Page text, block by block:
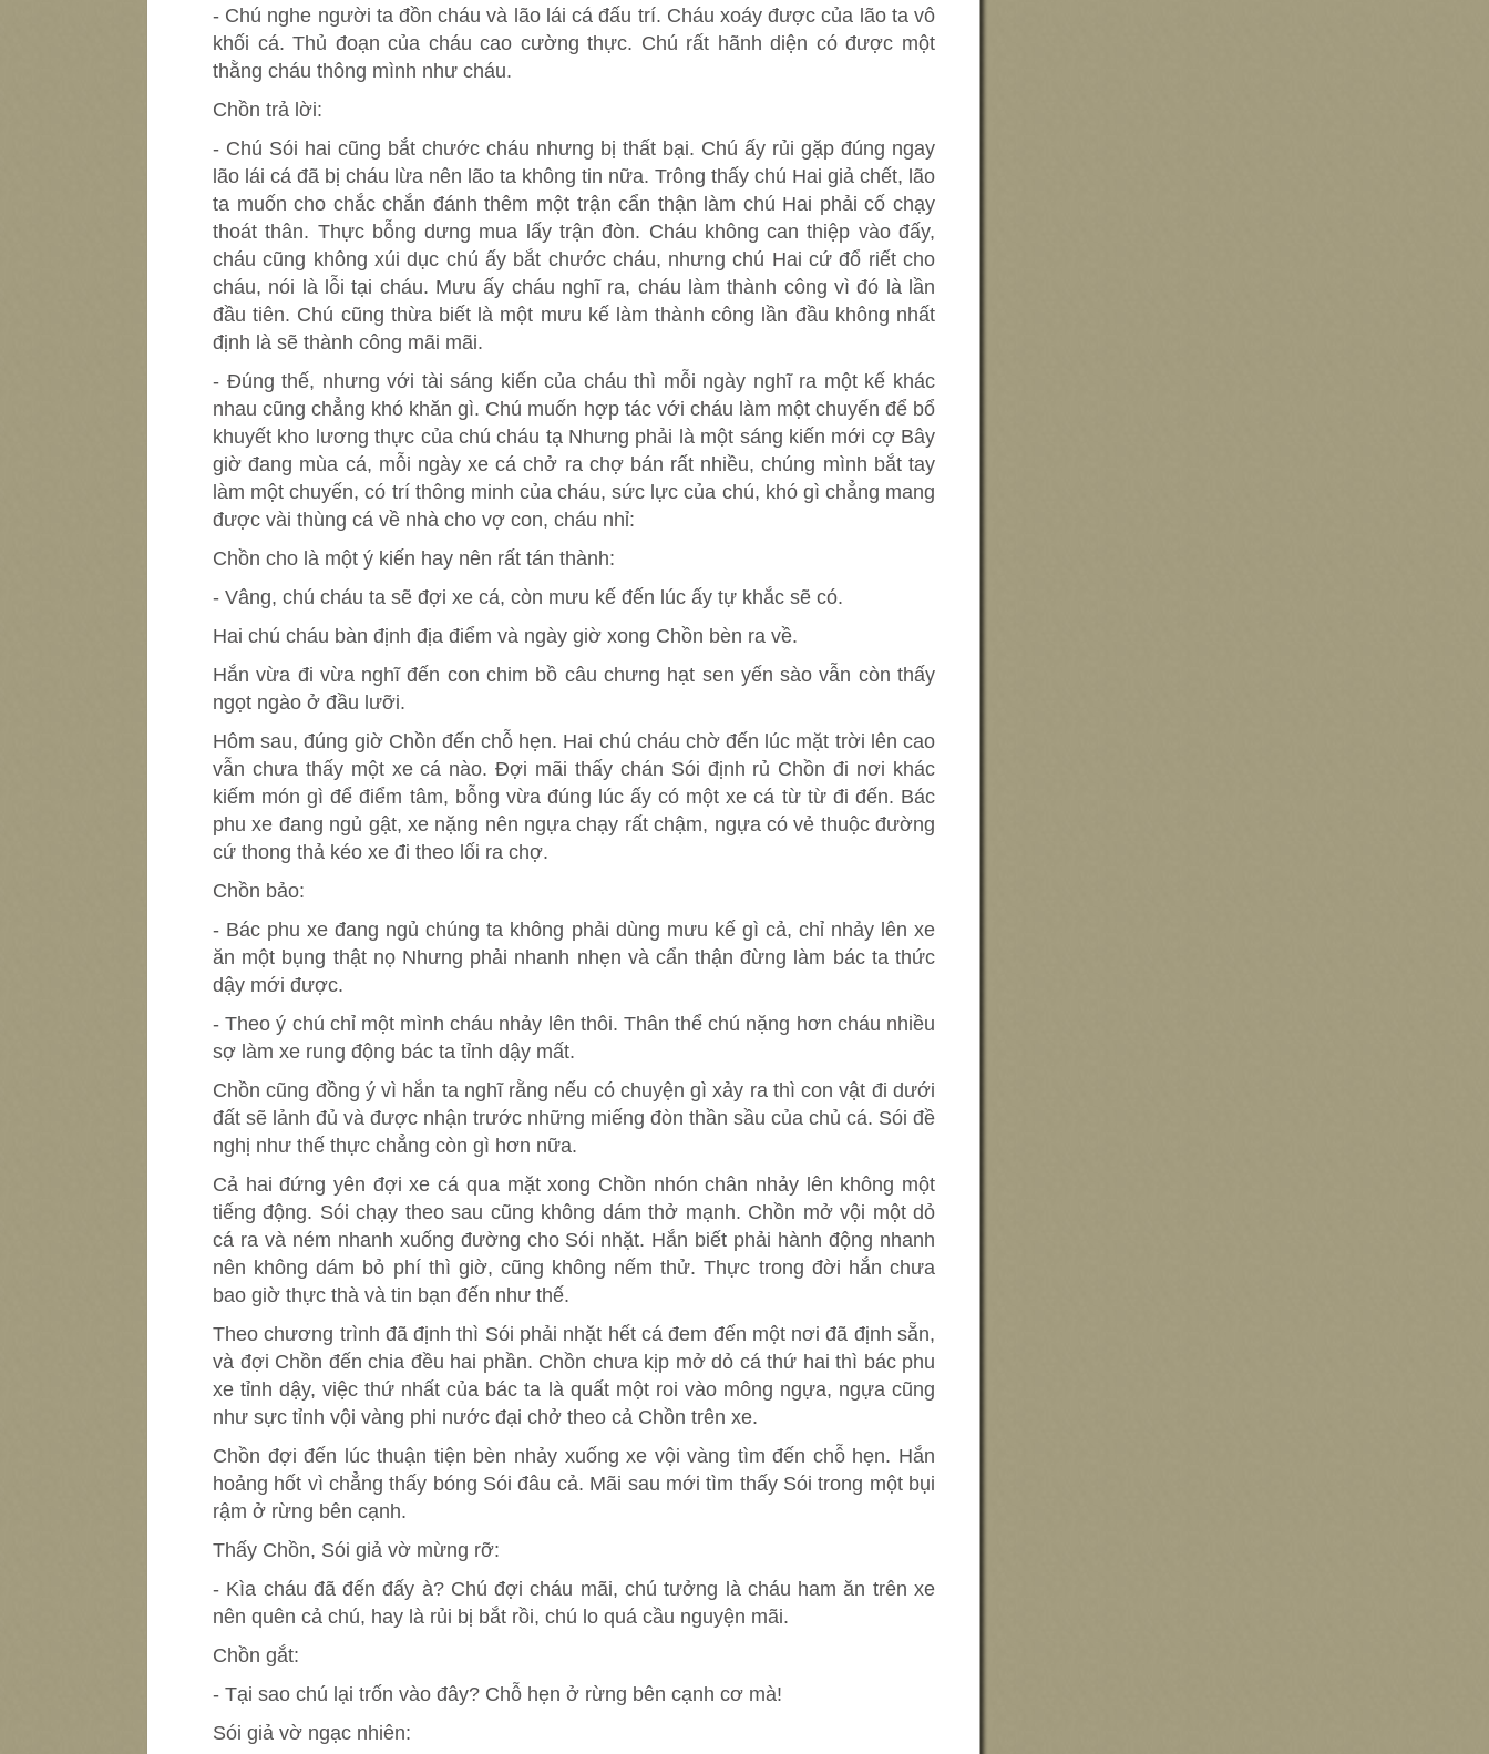
- Chú nghe người ta đồn cháu và lão lái cá đấu trí. Cháu xoáy được của lão ta vô
khối cá. Thủ đoạn của cháu cao cường thực. Chú rất hãnh diện có được một
thằng cháu thông mình như cháu.
Chồn trả lời:
- Chú Sói hai cũng bắt chước cháu nhưng bị thất bại. Chú ấy rủi gặp đúng ngay
lão lái cá đã bị cháu lừa nên lão ta không tin nữa. Trông thấy chú Hai giả chết, lão
ta muốn cho chắc chắn đánh thêm một trận cẩn thận làm chú Hai phải cố chạy
thoát thân. Thực bỗng dưng mua lấy trận đòn. Cháu không can thiệp vào đấy,
cháu cũng không xúi dục chú ấy bắt chước cháu, nhưng chú Hai cứ đổ riết cho
cháu, nói là lỗi tại cháu. Mưu ấy cháu nghĩ ra, cháu làm thành công vì đó là lần
đầu tiên. Chú cũng thừa biết là một mưu kế làm thành công lần đầu không nhất
định là sẽ thành công mãi mãi.
- Đúng thế, nhưng với tài sáng kiến của cháu thì mỗi ngày nghĩ ra một kế khác
nhau cũng chẳng khó khăn gì. Chú muốn hợp tác với cháu làm một chuyến để bổ
khuyết kho lương thực của chú cháu tạ Nhưng phải là một sáng kiến mới cợ Bây
giờ đang mùa cá, mỗi ngày xe cá chở ra chợ bán rất nhiều, chúng mình bắt tay
làm một chuyến, có trí thông minh của cháu, sức lực của chú, khó gì chẳng mang
được vài thùng cá về nhà cho vợ con, cháu nhỉ:
Chồn cho là một ý kiến hay nên rất tán thành:
- Vâng, chú cháu ta sẽ đợi xe cá, còn mưu kế đến lúc ấy tự khắc sẽ có.
Hai chú cháu bàn định địa điểm và ngày giờ xong Chồn bèn ra về.
Hắn vừa đi vừa nghĩ đến con chim bồ câu chưng hạt sen yến sào vẫn còn thấy
ngọt ngào ở đầu lưỡi.
Hôm sau, đúng giờ Chồn đến chỗ hẹn. Hai chú cháu chờ đến lúc mặt trời lên cao
vẫn chưa thấy một xe cá nào. Đợi mãi thấy chán Sói định rủ Chồn đi nơi khác
kiếm món gì để điểm tâm, bỗng vừa đúng lúc ấy có một xe cá từ từ đi đến. Bác
phu xe đang ngủ gật, xe nặng nên ngựa chạy rất chậm, ngựa có vẻ thuộc đường
cứ thong thả kéo xe đi theo lối ra chợ.
Chồn bảo:
- Bác phu xe đang ngủ chúng ta không phải dùng mưu kế gì cả, chỉ nhảy lên xe
ăn một bụng thật nọ Nhưng phải nhanh nhẹn và cẩn thận đừng làm bác ta thức
dậy mới được.
- Theo ý chú chỉ một mình cháu nhảy lên thôi. Thân thể chú nặng hơn cháu nhiều
sợ làm xe rung động bác ta tỉnh dậy mất.
Chồn cũng đồng ý vì hắn ta nghĩ rằng nếu có chuyện gì xảy ra thì con vật đi dưới
đất sẽ lảnh đủ và được nhận trước những miếng đòn thần sầu của chủ cá. Sói đề
nghị như thế thực chẳng còn gì hơn nữa.
Cả hai đứng yên đợi xe cá qua mặt xong Chồn nhón chân nhảy lên không một
tiếng động. Sói chạy theo sau cũng không dám thở mạnh. Chồn mở vội một dỏ
cá ra và ném nhanh xuống đường cho Sói nhặt. Hắn biết phải hành động nhanh
nên không dám bỏ phí thì giờ, cũng không nếm thử. Thực trong đời hắn chưa
bao giờ thực thà và tin bạn đến như thế.
Theo chương trình đã định thì Sói phải nhặt hết cá đem đến một nơi đã định sẵn,
và đợi Chồn đến chia đều hai phần. Chồn chưa kịp mở dỏ cá thứ hai thì bác phu
xe tỉnh dậy, việc thứ nhất của bác ta là quất một roi vào mông ngựa, ngựa cũng
như sực tỉnh vội vàng phi nước đại chở theo cả Chồn trên xe.
Chồn đợi đến lúc thuận tiện bèn nhảy xuống xe vội vàng tìm đến chỗ hẹn. Hắn
hoảng hốt vì chẳng thấy bóng Sói đâu cả. Mãi sau mới tìm thấy Sói trong một bụi
rậm ở rừng bên cạnh.
Thấy Chồn, Sói giả vờ mừng rỡ:
- Kìa cháu đã đến đấy à? Chú đợi cháu mãi, chú tưởng là cháu ham ăn trên xe
nên quên cả chú, hay là rủi bị bắt rồi, chú lo quá cầu nguyện mãi.
Chồn gắt:
- Tại sao chú lại trốn vào đây? Chỗ hẹn ở rừng bên cạnh cơ mà!
Sói giả vờ ngạc nhiên: